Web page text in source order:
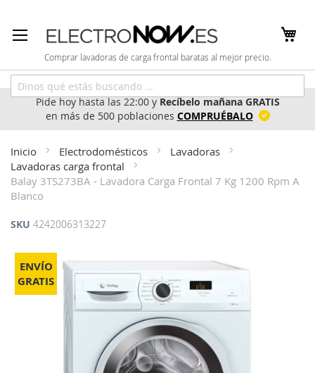
al
contenido
Comprar lavadoras de carga frontal baratas al mejor precio.
Pide hoy hasta las 22:00 yRecíbelo mañana GRATIS
en más de 500 poblaciones COMPRUÉBALO
Inicio Electrodomésticos
Lavadoras
Lavadoras carga frontal
Balay 3TS273BA - Lavadora Carga Frontal 7 Kg 1200 Rpm A
Blanco
ENVÍO
GRATIS
SKU 4242006313227
Saltar
final
de